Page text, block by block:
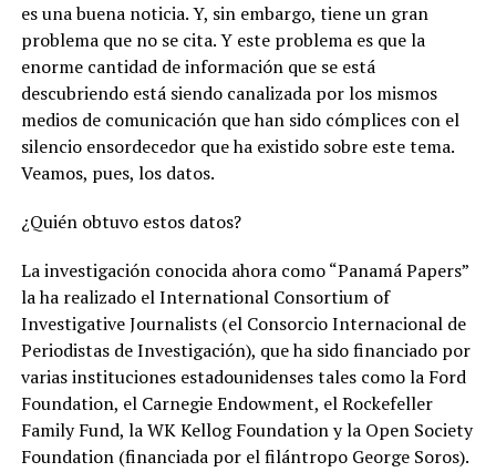
es una buena noticia. Y, sin embargo, tiene un gran
problema que no se cita. Y este problema es que la
enorme cantidad de información que se está
descubriendo está siendo canalizada por los mismos
medios de comunicación que han sido cómplices con el
silencio ensordecedor que ha existido sobre este tema.
Veamos, pues, los datos.
¿Quién obtuvo estos datos?
La investigación conocida ahora como “Panamá Papers”
la ha realizado el International Consortium of
Investigative Journalists (el Consorcio Internacional de
Periodistas de Investigación), que ha sido financiado por
varias instituciones estadounidenses tales como la Ford
Foundation, el Carnegie Endowment, el Rockefeller
Family Fund, la WK Kellog Foundation y la Open Society
Foundation (financiada por el filántropo George Soros).